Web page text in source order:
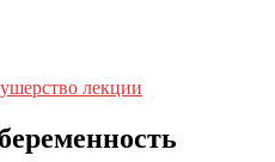
лекции